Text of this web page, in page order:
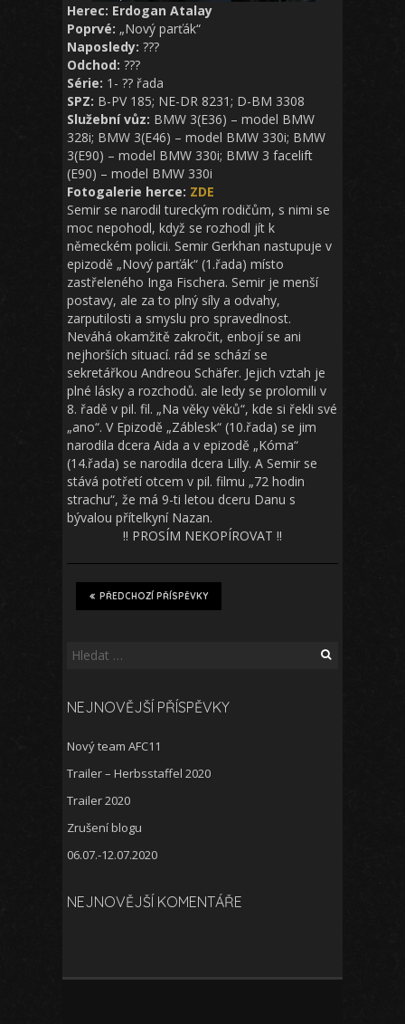
Herec: Erdogan Atalay
Poprvé: „Nový parťák“
Naposledy: ???
Odchod: ???
Série: 1- ?? řada
SPZ: B-PV 185; NE-DR 8231; D-BM 3308
Služební vůz: BMW 3(E36) – model BMW
328i; BMW 3(E46) – model BMW 330i; BMW
3(E90) – model BMW 330i; BMW 3 facelift
(E90) – model BMW 330i
Fotogalerie herce: ZDE
Semir se narodil tureckým rodičům, s nimi se
moc nepohodl, když se rozhodl jít k
německém policii. Semir Gerkhan nastupuje v
epizodě „Nový parťák“ (1.řada) místo
zastřeleného Inga Fischera. Semir je menší
postavy, ale za to plný síly a odvahy,
zarputilosti a smyslu pro spravedlnost.
Neváhá okamžitě zakročit, enbojí se ani
nejhorších situací. rád se schází se
sekretářkou Andreou Schäfer. Jejich vztah je
plné lásky a rozchodů. ale ledy se prolomili v
8. řadě v pil. fil. „Na věky věků“, kde si řekli své
„ano“. V Epizodě „Záblesk“ (10.řada) se jim
narodila dcera Aida a v epizodě „Kóma“
(14.řada) se narodila dcera Lilly. A Semir se
stává potřetí otcem v pil. filmu „72 hodin
strachu“, že má 9-ti letou dceru Danu s
bývalou přítelkyní Nazan.
!! PROSÍM NEKOPÍROVAT !!
PŘEDCHOZÍ PŘÍSPĚVKY
Vyhledávání
NEJNOVĚJŠÍ PŘÍSPĚVKY
Nový team AFC11
Trailer – Herbsstaffel 2020
Trailer 2020
Zrušení blogu
06.07.-12.07.2020
NEJNOVĚJŠÍ KOMENTÁŘE